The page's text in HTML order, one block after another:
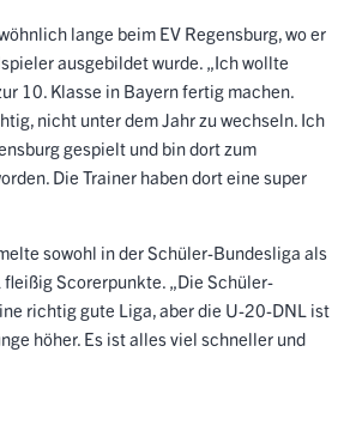
lange beim EV Regensburg, wo er
ausgebildet wurde. „Ich wollte
10. Klasse in Bayern fertig machen.
nicht unter dem Jahr zu wechseln. Ich
gespielt und bin dort zum
Die Trainer haben dort eine super
sowohl in der Schüler-Bundesliga als
Scorerpunkte. „Die Schüler-
richtig gute Liga, aber die U-20-DNL ist
höher. Es ist alles viel schneller und